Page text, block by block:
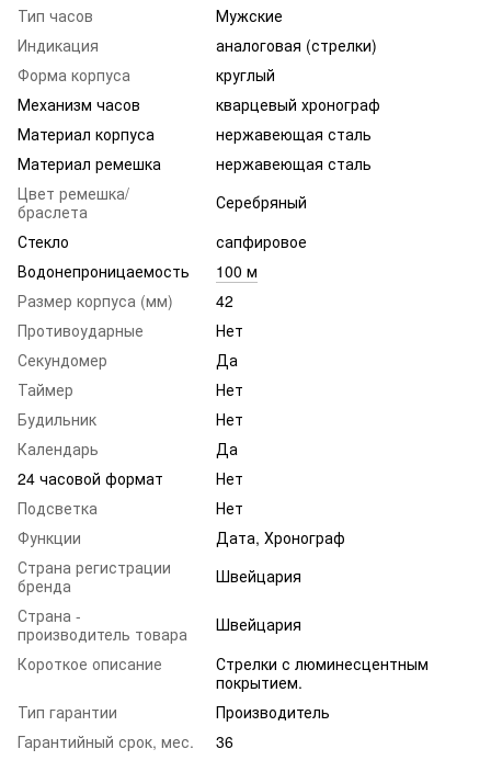
Тип часов
Мужские
Индикация
аналоговая (стрелки)
Форма корпуса
круглый
Механизм часов
кварцевый хронограф
Материал корпуса
нержавеющая сталь
Материал ремешка
нержавеющая сталь
Цвет ремешка/
браслета
Серебряный
Стекло
сапфировое
Водонепроницаемость
100 м
Размер корпуса (мм)
42
Противоударные
Нет
Секундомер
Да
Таймер
Нет
Будильник
Нет
Календарь
Да
24 часовой формат
Нет
Подсветка
Нет
Функции
Дата, Хронограф
Страна регистрации
бренда
Швейцария
Страна -
производитель товара
Швейцария
Короткое описание
Стрелки с люминесцентным
покрытием.
Тип гарантии
Производитель
Гарантийный срок, мес.
36